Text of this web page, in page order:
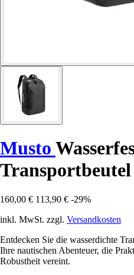
Musto
Transportbeutel
160,00 € 113,90 € -29%
inkl. MwSt. zzgl. Versandkosten
Entdecken Sie die wasserdichte
Ihre nautischen Abenteuer, die
Robustheit vereint.